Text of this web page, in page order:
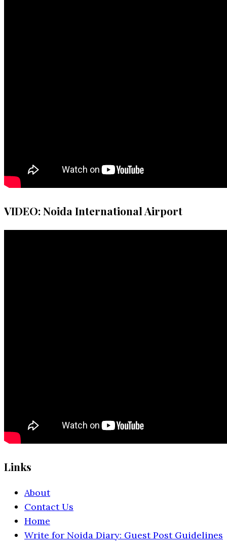
VIDEO: Noida International Airport
Links
About
Contact Us
Home
Write for Noida Diary: Guest Post Guidelines